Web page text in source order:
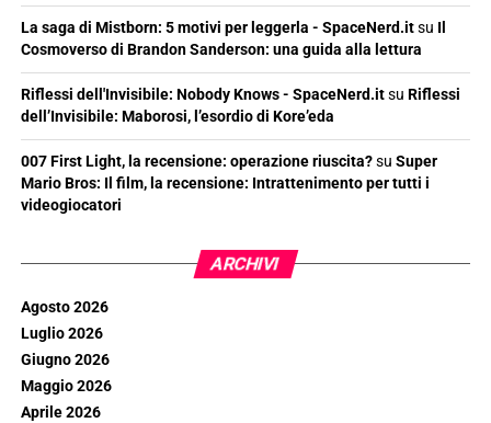
La saga di Mistborn: 5 motivi per leggerla - SpaceNerd.itsu Il
Cosmoverso di Brandon Sanderson: una guida alla lettura
Riflessi dell'Invisibile: Nobody Knows - SpaceNerd.itsu Riflessi
dell’Invisibile: Maborosi, l’esordio di Kore’eda
007 First Light, la recensione: operazione riuscita?su Super
Mario Bros: Il film, la recensione: Intrattenimento per tutti i
videogiocatori
ARCHIVI
Agosto 2026
Luglio 2026
Giugno 2026
Maggio 2026
Aprile 2026